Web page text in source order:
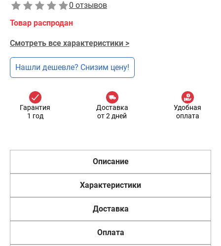
0 отзывов
Товар распродан
Смотреть все характеристики >
Нашли дешевле? Снизим цену!
Гарантия
1 год
Доставка
от 2 дней
Удобная
оплата
Описание
Характеристики
Доставка
Оплата